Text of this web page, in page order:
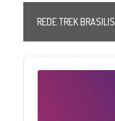
REDE TREK BRASILIS
Audio
Player